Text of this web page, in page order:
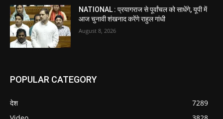
NATIONAL : प्रयागराज से पूर्वांचल को साधेंगे, यूपी में
आज चुनावी शंखनाद करेंगे राहुल गांधी
August 8, 2026
POPULAR CATEGORY
देश
7289